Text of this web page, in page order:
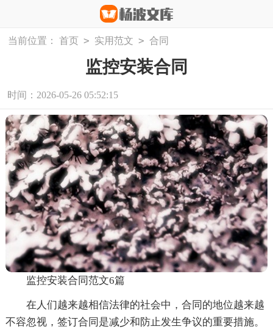
当前位置： 首页 > 实用范文 > 合同
监控安装合同
时间：2026-05-26 05:52:15
监控安装合同范文6篇
在人们越来越相信法律的社会中，合同的地位越来越
不容忽视，签订合同是减少和防止发生争议的重要措施。